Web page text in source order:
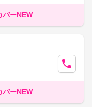
バーNEW
バーNEW